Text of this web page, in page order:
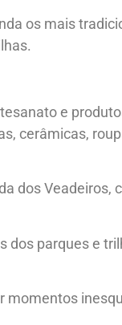
os mais
e
cerâmicas,
dos Veadeiros,
dos parques e
momentos